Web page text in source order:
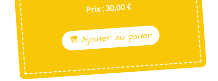
Prix : 30,00 €
Ajouter au panier